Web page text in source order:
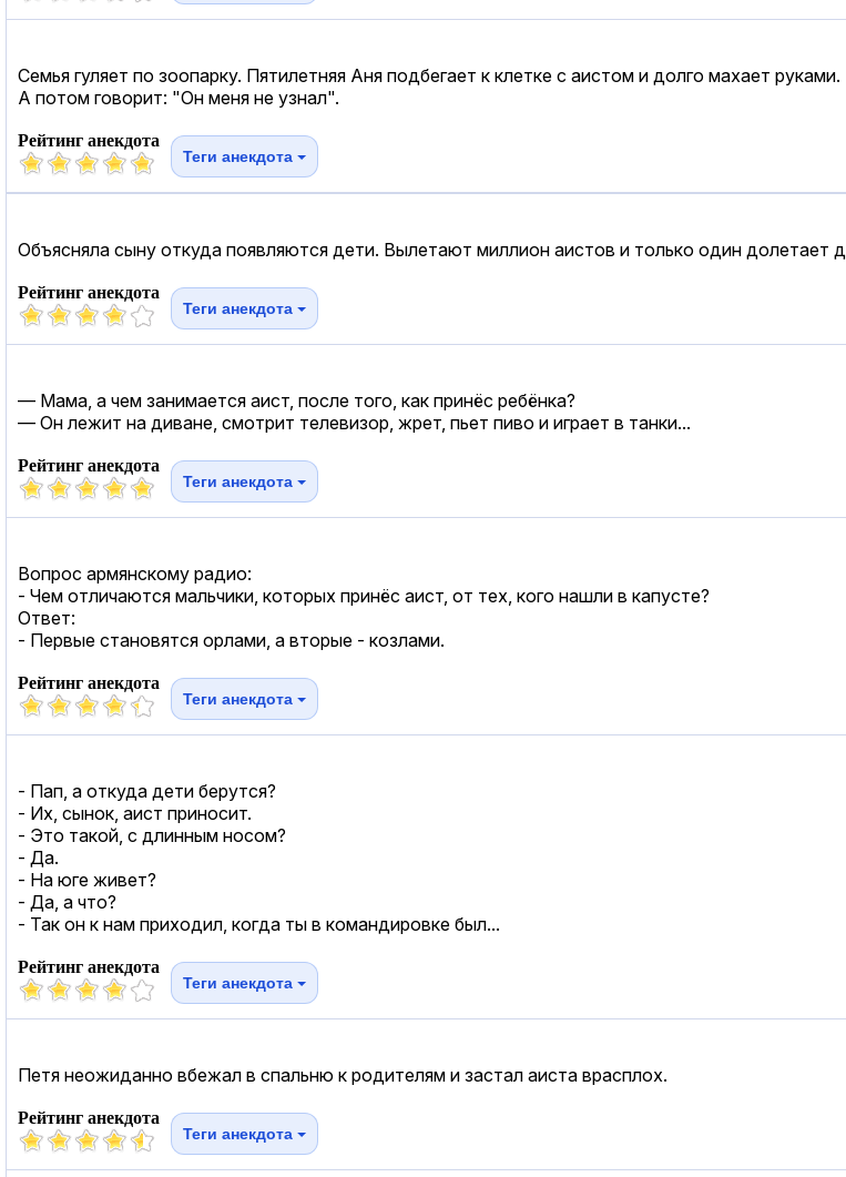
Семья гуляет по зоопарку. Пятилетняя Аня подбегает к клетке с аистом и долго махает руками.
А потом говорит: "Он меня не узнал".
Рейтинг анекдота
Теги анекдота
Объясняла сыну откуда появляются дети. Вылетают миллион аистов и только один долетает
Рейтинг анекдота
Теги анекдота
— Мама, а чем занимается аист, после того, как принёс ребёнка?
— Он лежит на диване, смотрит телевизор, жрет, пьет пиво и играет в танки...
Рейтинг анекдота
Теги анекдота
Вопрос армянскому радио:
- Чем отличаются мальчики, которых принёс аист, от тех, кого нашли в капусте?
Ответ:
- Первые становятся орлами, а вторые - козлами.
Рейтинг анекдота
Теги анекдота
- Пап, а откуда дети берутся?
- Их, сынок, аист приносит.
- Это такой, с длинным носом?
- Да.
- На юге живет?
- Да, а что?
- Так он к нам приходил, когда ты в командировке был...
Рейтинг анекдота
Теги анекдота
Петя неожиданно вбежал в спальню к родителям и застал аиста врасплох.
Рейтинг анекдота
Теги анекдота